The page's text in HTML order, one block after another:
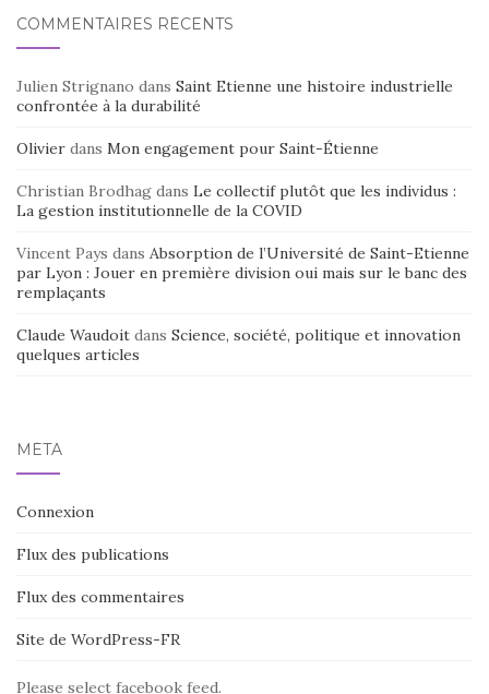
COMMENTAIRES RÉCENTS
Julien Strignano dans Saint Etienne une histoire industrielle
confrontée à la durabilité
Olivier dans Mon engagement pour Saint-Étienne
Christian Brodhag dans Le collectif plutôt que les individus :
La gestion institutionnelle de la COVID
Vincent Pays dans Absorption de l’Université de Saint-Etienne
par Lyon : Jouer en première division oui mais sur le banc des
remplaçants
Claude Waudoit dans Science, société, politique et innovation
quelques articles
MÉTA
Connexion
Flux des publications
Flux des commentaires
Site de WordPress-FR
Please select facebook feed.